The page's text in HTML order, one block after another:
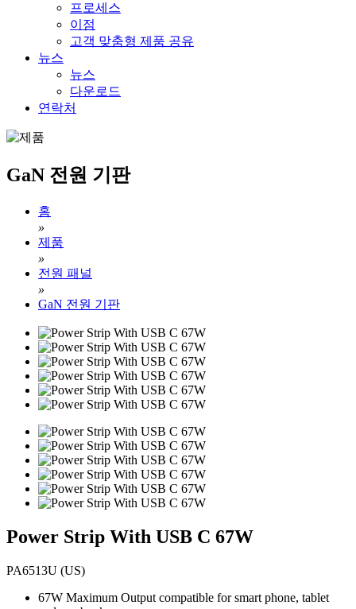
프로세스
이점
고객 맞춤형 제품 공유
뉴스
뉴스
다운로드
연락처
GaN 전원 기판
홈
»
제품
»
전원 패널
»
GaN 전원 기판
Power Strip With USB C 67W
PA6513U (US)
67W Maximum Output compatible for smart phone, tablet